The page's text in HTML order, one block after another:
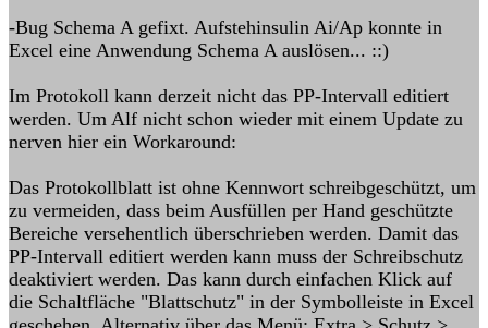
-Bug Schema A gefixt. Aufstehinsulin Ai/Ap konnte in
Excel eine Anwendung Schema A auslösen... ::)
Im Protokoll kann derzeit nicht das PP-Intervall editiert
werden. Um Alf nicht schon wieder mit einem Update zu
nerven hier ein Workaround:
Das Protokollblatt ist ohne Kennwort schreibgeschützt, um
zu vermeiden, dass beim Ausfüllen per Hand geschützte
Bereiche versehentlich überschrieben werden. Damit das
PP-Intervall editiert werden kann muss der Schreibschutz
deaktiviert werden. Das kann durch einfachen Klick auf
die Schaltfläche "Blattschutz" in der Symbolleiste in Excel